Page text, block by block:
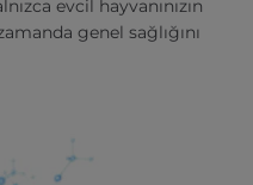
evcil hayvanınızın
genel sağlığını